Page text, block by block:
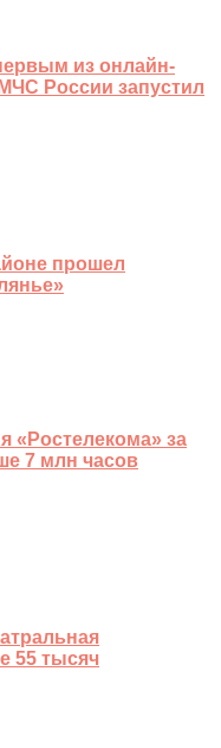
из онлайн-
России запустил
прошел
«Ростелекома» за
7 млн часов
55 тысяч